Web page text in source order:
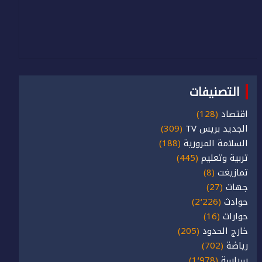
التصنيفات
اقتصاد (128)
الجديد بريس TV
(309)
السلامة المرورية (188)
تربية وتعليم (445)
تمازيغت (8)
جهات (27)
حوادث (2٬226)
حوارات (16)
خارج الحدود (205)
رياضة (702)